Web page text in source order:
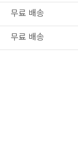
무료 배송
무료 배송